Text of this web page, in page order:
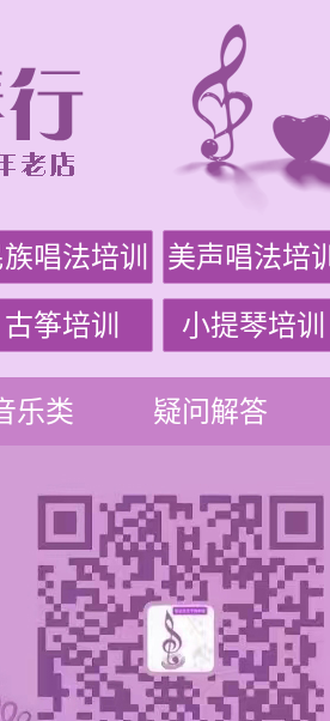
族唱法培训 美声唱法培训
古筝培训 小提琴培训
乐类 疑问解答